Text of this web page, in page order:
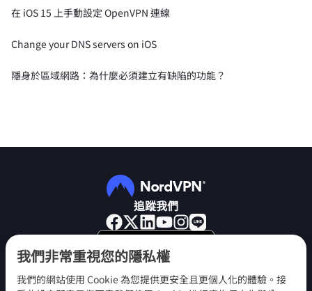
我們非常重視您的隱私權
我們的網站使用 Cookie 為您提供更安全且更個人化的體驗。接
在 iOS 15 上手動設定 OpenVPN 連線
Change your DNS servers on iOS
隱身於區域網路：為什麼必須建立有缺陷的功能？
追蹤我們